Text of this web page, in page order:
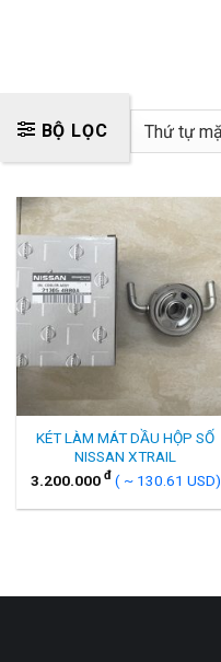
BỘ LỌC
KÉT LÀM MÁT DẦU HỘP SỐ
NISSAN XTRAIL
3.200.000 đ ( ~ 130.61 USD)